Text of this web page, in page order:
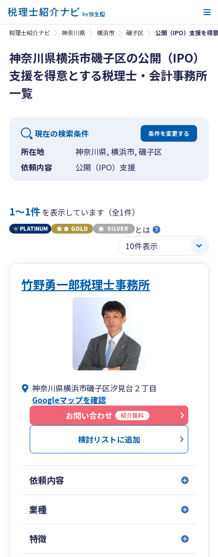
税理士紹介ナビ 神奈川県 横浜市 磯子区 公開（IPO）支援を得
神奈川県横浜市磯子区の公開（IPO）
支援を得意とする税理士・会計事務所
一覧
現在の検索条件 条件を変更する
所在地
神奈川県, 横浜市, 磯子区
依頼内容
公開（IPO）支援
1〜1件を表示しています（全1件）
とは
竹野勇一郎税理士事務所
神奈川県横浜市磯子区汐見台２丁目
Googleマップを確認
お問い合わせ
紹介無料
検討リストに追加
依頼内容
業種
特徴